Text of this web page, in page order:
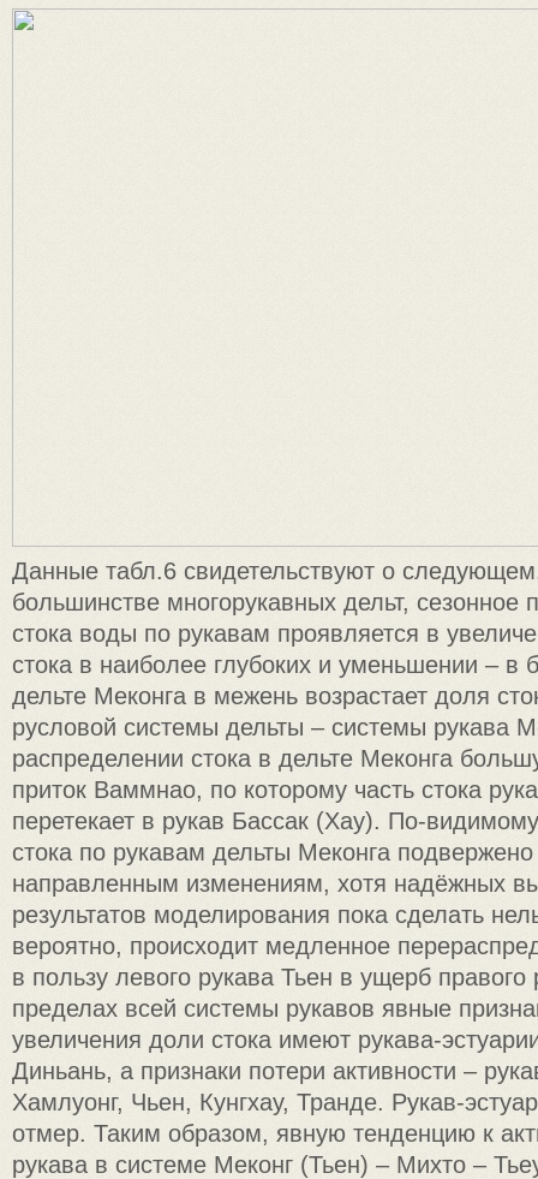
Данные табл.6 свидетельствуют о
большинстве многорукавных дельт, сезонное
стока воды по рукавам проявляется в
стока в наиболее глубоких и уменьшении – в
дельте Меконга в межень возрастает доля
русловой системы дельты – системы рукава
распределении стока в дельте Меконга
приток Ваммнао, по которому часть стока
перетекает в рукав Бассак (Хау). По-
стока по рукавам дельты Меконга
направленным изменениям, хотя надёжных
результатов моделирования пока сделать
вероятно, происходит медленное
в пользу левого рукава Тьен в ущерб правого
пределах всей системы рукавов явные
увеличения доли стока имеют рукава-
Диньань, а признаки потери активности –
Хамлуонг, Чьен, Кунгхау, Транде. Рукав-
отмер. Таким образом, явную тенденцию к
рукава в системе Меконг (Тьен) – Михто –